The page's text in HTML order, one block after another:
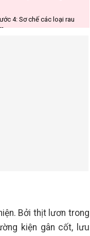
4: Sơ chế các loại rau
miến lươn Nghệ An
thực hiện
Bởi thịt lươn trong
kiện gân cốt, lưu